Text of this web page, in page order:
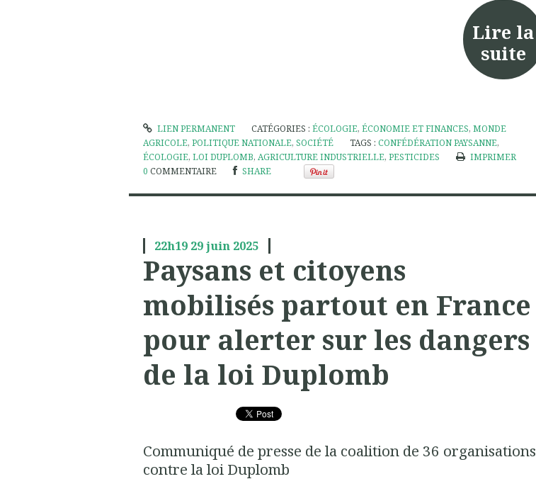
Lire la
suite
LIEN PERMANENT CATÉGORIES :ÉCOLOGIE,ÉCONOMIE ET FINANCES,MONDE
AGRICOLE, POLITIQUE NATIONALE, SOCIÉTÉ TAGS : CONFÉDÉRATION PAYSANNE,
ÉCOLOGIE, LOI DUPLOMB, AGRICULTURE INDUSTRIELLE, PESTICIDES
IMPRIMER
0 COMMENTAIRE SHARE
22h19 29juin 2025
Paysans et citoyens
mobilisés partout en France
pour alerter sur les dangers
de la loi Duplomb
Communiqué de presse de la coalition de 36 organisations
contre la loi Duplomb